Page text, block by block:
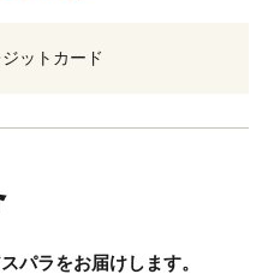
ットカード
パラをお届けします。